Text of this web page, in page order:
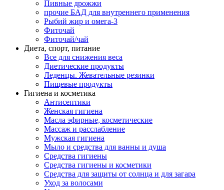
Пивные дрожжи
прочие БАД для внутреннего применения
Рыбий жир и омега-3
Фиточай
Фиточай/чай
Диета, спорт, питание
Все для снижения веса
Диетические продукты
Леденцы. Жевательные резинки
Пищевые продукты
Гигиена и косметика
Антисептики
Женская гигиена
Масла эфирные, косметические
Массаж и расслабление
Мужская гигиена
Мыло и средства для ванны и душа
Средства гигиены
Средства гигиены и косметики
Средства для защиты от солнца и для загара
Уход за волосами